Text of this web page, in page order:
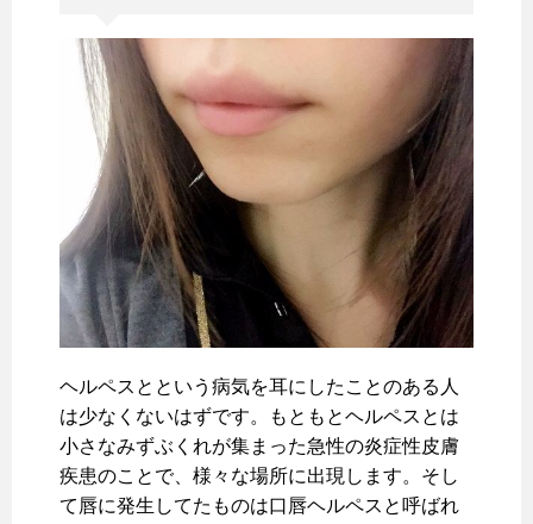
ヘルペスとという病気を耳にしたことのある人
は少なくないはずです。もともとヘルペスとは
小さなみずぶくれが集まった急性の炎症性皮膚
疾患のことで、様々な場所に出現します。そし
て唇に発生してたものは口唇ヘルペスと呼ばれ